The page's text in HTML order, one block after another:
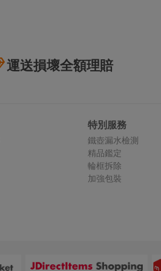
運送損壞全額理賠
特別服務
鐵壺漏水檢測
精品鑑定
輪框拆除
加強包裝